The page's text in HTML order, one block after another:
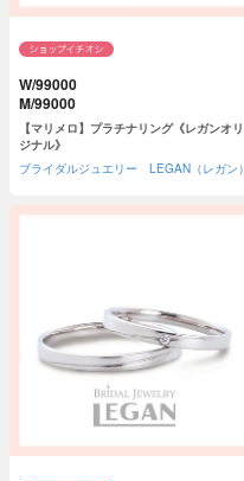
W/99000
M/99000
【マリメロ】プラチナリング《レガンオリ
ジナル》
ブライダルジュエリー LEGAN（レガン）